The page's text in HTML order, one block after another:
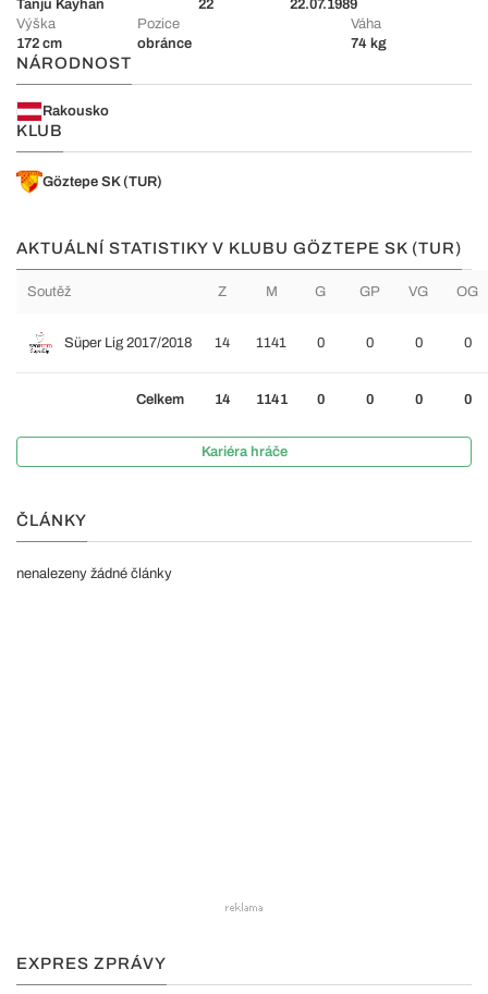
Tanju Kayhan
22
22.07.1989
Výška
172 cm
Pozice
obránce
Váha
74 kg
NÁRODNOST
Rakousko
KLUB
Göztepe SK (TUR)
AKTUÁLNÍ STATISTIKY V KLUBU GÖZTEPE SK (TUR)
Soutěž Z M G GP VG OG
Süper Lig 2017/2018 14 1141 0 0 0 0
Celkem 14 1141 0 0 0 0
Kariéra hráče
ČLÁNKY
nenalezeny žádné články
EXPRES ZPRÁVY